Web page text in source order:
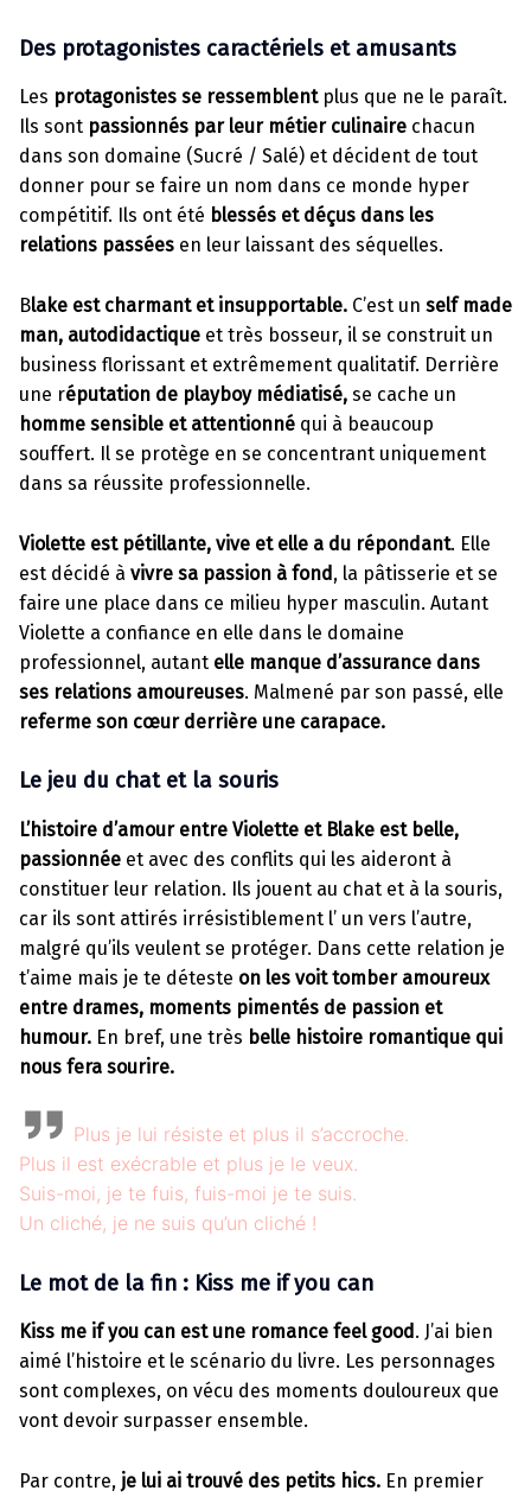
Des protagonistes caractériels et amusants
Les protagonistes se ressemblentplus que ne le paraît.
Ils sont passionnés par leur métier culinaire chacun
dans son domaine (Sucré / Salé) et décident de tout
donner pour se faire un nom dans ce monde hyper
compétitif. Ils ont été blessés et déçus dans les
relations passées en leur laissant des séquelles.
Blake est charmant et insupportable. C’est un self made
man, autodidactique et très bosseur, il se construit un
business florissant et extrêmement qualitatif. Derrière
une réputation de playboy médiatisé, se cache un
homme sensible et attentionné qui à beaucoup
souffert. Il se protège en se concentrant uniquement
dans sa réussite professionnelle.
Violette est pétillante, vive et elle a du répondant. Elle
est décidé à vivre sa passion à fond , la pâtisserie et se
faire une place dans ce milieu hyper masculin. Autant
Violette a confiance en elle dans le domaine
professionnel, autant elle manque d’assurance dans
ses relations amoureuses. Malmené par son passé, elle
referme son cœur derrière une carapace.
Le jeu du chat et la souris
L’histoire d’amour entre Violette et Blake est belle,
passionnée et avec des conflits qui les aideront à
constituer leur relation. Ils jouent au chat et à la souris,
car ils sont attirés irrésistiblement l’ un vers l’autre,
malgré qu’ils veulent se protéger. Dans cette relation je
t’aime mais je te déteste on les voit tomber amoureux
entre drames, moments pimentés de passion et
humour. En bref, une très belle histoire romantique qui
nous fera sourire.
Plus je lui résiste et plus il s’accroche.
Plus il est exécrable et plus je le veux.
Suis-moi, je te fuis, fuis-moi je te suis.
Un cliché, je ne suis qu’un cliché !
Le mot de la fin : Kiss me if you can
Kiss me if you can est une romance feel good . J’ai bien
aimé l’histoire et le scénario du livre. Les personnages
sont complexes, on vécu des moments douloureux que
vont devoir surpasser ensemble.
Par contre, je lui ai trouvé des petits hics. En premier